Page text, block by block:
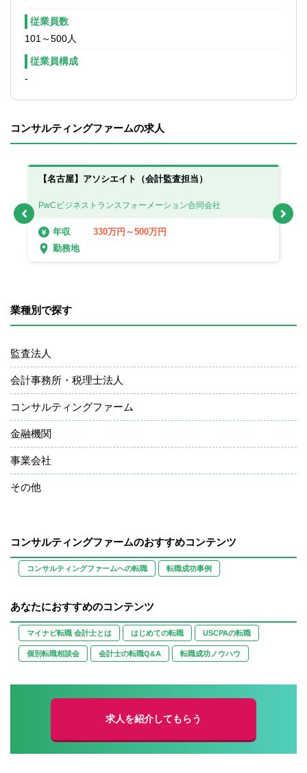
の構築・改善支援を通じて、持続的な成長
す。また、全社的な業務改革（BPR）の立
案と実行支援を行い、業務効率の向上や組
PMI（買収後統合）戦略の策定と実行を支
知的財産戦略の立案と実行支援を通じて、
従業員数
101～500人
従業員構成
-
コンサルティングファームの求人
【名古屋】アソシエイト（会計監査担当）
PwCビジネストランスフォーメーション合同会社
年収
330万円～500万円
勤務地
業種別で探す
監査法人
会計事務所・税理士法人
コンサルティングファーム
金融機関
事業会社
その他
コンサルティングファームのおすすめコンテンツ
コンサルティングファームへの転職 転職成功事例
あなたにおすすめのコンテンツ
マイナビ転職 会計士とは はじめての転職 USCPAの転職
個別転職相談会 会計士の転職Q&A 転職成功ノウハウ
求人を紹介してもらう